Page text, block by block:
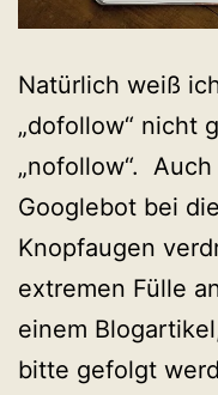
Natürlich weiß
„dofollow“ nicht
„nofollow“.
Googlebot bei
Knopfaugen
extremen Fülle
einem
bitte gefolgt